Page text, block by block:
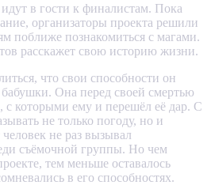
в гости к финалистам. Пока
организаторы проекта решили
поближе познакомиться с магами.
расскажет свою историю жизни.
что свои способности он
Она перед своей смертью
с которыми ему и перешёл её дар. С
не только погоду, но и
не раз вызывал
съёмочной группы. Но чем
тем меньше оставалось
в его способностях.